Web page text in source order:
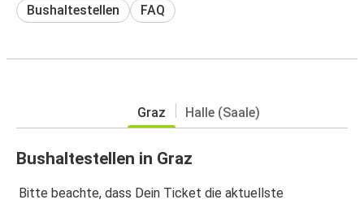
Bushaltestellen FAQ
Graz Halle (Saale)
Bushaltestellen in Graz
Bitte beachte, dass Dein Ticket die aktuellste